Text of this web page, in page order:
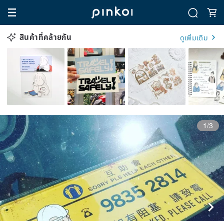
สินค้าที่คล้ายกัน ดูเพิ่มเติม
1/3